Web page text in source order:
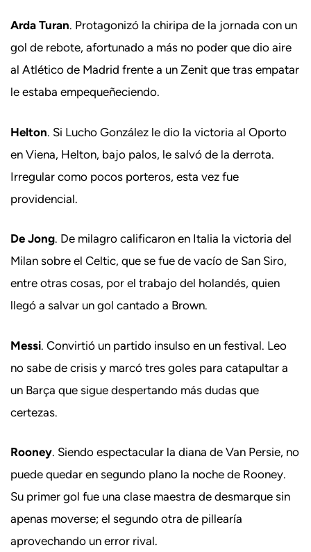
Arda Turan. Protagonizó la chiripa de la jornada con un
gol de rebote, afortunado a más no poder que dio aire
al Atlético de Madrid frente a un Zenit que tras empatar
le estaba empequeñeciendo.
Helton. Si Lucho González le dio la victoria al Oporto
en Viena, Helton, bajo palos, le salvó de la derrota.
Irregular como pocos porteros, esta vez fue
providencial.
De Jong. De milagro calificaron en Italia la victoria del
Milan sobre el Celtic, que se fue de vacío de San Siro,
entre otras cosas, por el trabajo del holandés, quien
llegó a salvar un gol cantado a Brown.
Messi. Convirtió un partido insulso en un festival. Leo
no sabe de crisis y marcó tres goles para catapultar a
un Barça que sigue despertando más dudas que
certezas.
Rooney. Siendo espectacular la diana de Van Persie, no
puede quedar en segundo plano la noche de Rooney.
Su primer gol fue una clase maestra de desmarque sin
apenas moverse; el segundo otra de pillearía
aprovechando un error rival.